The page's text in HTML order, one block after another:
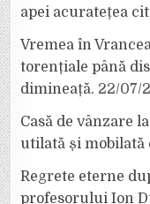
apei acuratețea
Vremea în
torențiale până
dimineață. 22/07/
Casă de vânzare
utilată și mobilată
Regrete eterne
profesorului Ion